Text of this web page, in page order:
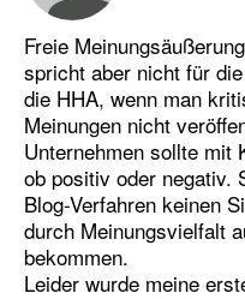
Freie
spricht aber nicht für
die HHA, wenn man
Meinungen nicht
Unternehmen sollte mit
ob positiv oder negativ.
Blog-Verfahren keinen
durch Meinungsvielfalt
bekommen.
Leider wurde meine